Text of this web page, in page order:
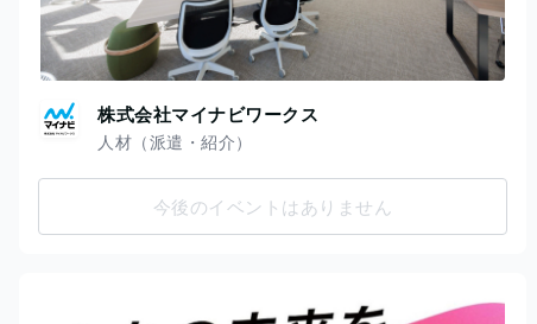
株式会社マイナビワークス
人材（派遣・紹介）
今後のイベントはありません